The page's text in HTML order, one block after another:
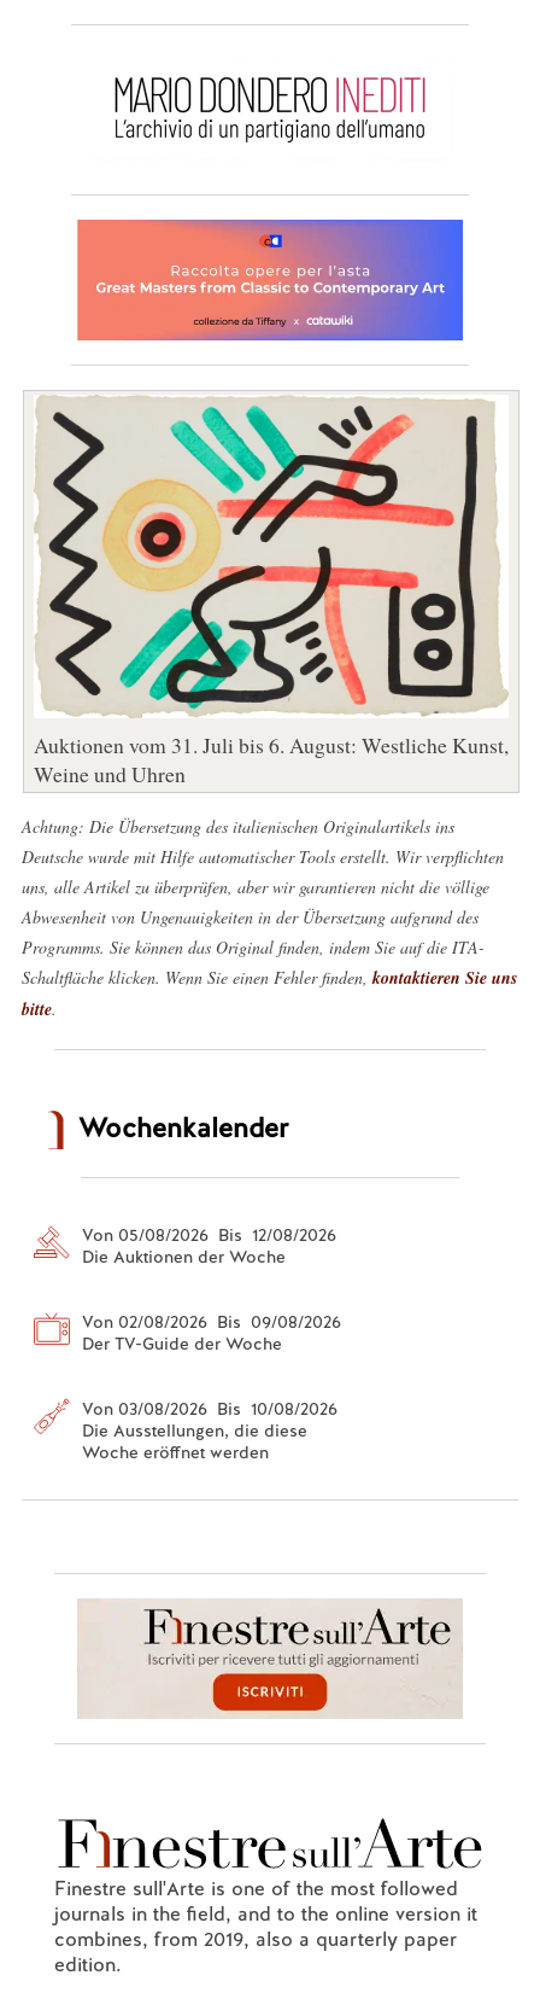
Auktionen vom 31. Juli bis 6. August: Westliche Kunst,
Weine und Uhren
Achtung: Die Übersetzung des italienischen Originalartikels ins
Deutsche wurde mit Hilfe automatischer Tools erstellt. Wir verpflichten
uns, alle Artikel zu überprüfen, aber wir garantieren nicht die völlige
Abwesenheit von Ungenauigkeiten in der Übersetzung aufgrund des
Programms. Sie können das Original finden, indem Sie auf die ITA-
Schaltfläche klicken. Wenn Sie einen Fehler finden, kontaktieren Sie uns
bitte.
Wochenkalender
Von 05/08/2026 Bis 12/08/2026
Die Auktionen der Woche
Von 02/08/2026 Bis 09/08/2026
Der TV-Guide der Woche
Von 03/08/2026 Bis 10/08/2026
Die Ausstellungen, die diese
Woche eröffnet werden
Finestre sull'Arte is one of the most followed
journals in the field, and to the online version it
combines, from 2019, also a quarterly paper
edition.